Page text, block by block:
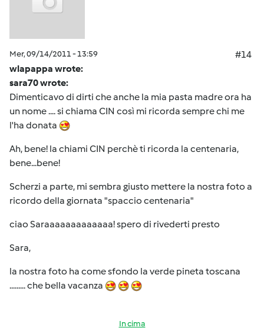
Mer, 09/14/2011 - 13:59
#14
wlapappa wrote:
sara70 wrote:
Dimenticavo di dirti che anche la mia pasta madre ora ha
un nome .... si chiama CIN così mi ricorda sempre chi me
l'ha donata
Ah, bene! la chiami CIN perchè ti ricorda la centenaria,
bene...bene!
Scherzi a parte, mi sembra giusto mettere la nostra foto a
ricordo della giornata "spaccio centenaria"
ciao Saraaaaaaaaaaaaa! spero di rivederti presto
Sara,
la nostra foto ha come sfondo la verde pineta toscana
......... che bella vacanza
In cima